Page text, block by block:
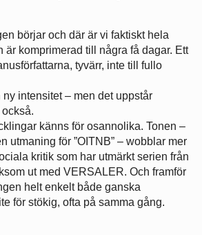
börjar och där är vi faktiskt hela
är komprimerad till några få dagar. Ett
tyvärr, inte till fullo
intensitet – men det uppstår
känns för osannolika. Tonen –
utmaning för ”OITNB” – wobblar mer
kritik som har utmärkt serien från
ut med VERSALER. Och framför
helt enkelt både ganska
för stökig, ofta på samma gång.